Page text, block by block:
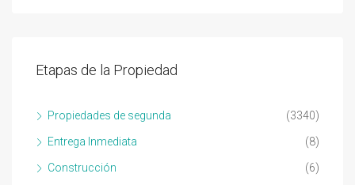
Etapas de la Propiedad
Propiedades de segunda (3340)
Entrega Inmediata (8)
Construcción (6)